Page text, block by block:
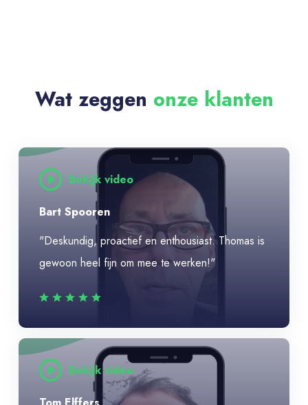
Wat zeggen onze klanten
Bekijk video
Bart Spooren
"Deskundig, proactief en enthousiast. Thomas is
gewoon heel fijn om mee te werken!"
Bekijk video